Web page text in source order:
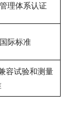
理体系认证
际标准
容试验和测量